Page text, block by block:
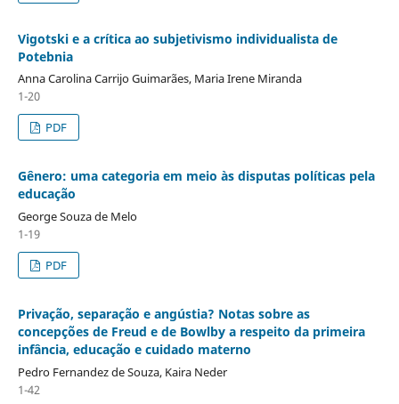
Vigotski e a crítica ao subjetivismo individualista de
Potebnia
Anna Carolina Carrijo Guimarães, Maria Irene Miranda
1-20
PDF
Gênero: uma categoria em meio às disputas políticas pela
educação
George Souza de Melo
1-19
PDF
Privação, separação e angústia? Notas sobre as
concepções de Freud e de Bowlby a respeito da primeira
infância, educação e cuidado materno
Pedro Fernandez de Souza, Kaira Neder
1-42